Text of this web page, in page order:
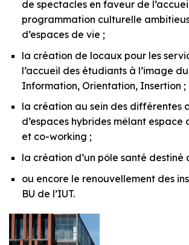
de spectacles en faveur de
programmation culturelle
d’espaces de vie ;
la création de locaux pour les
l’accueil des étudiants à l’image
Information, Orientation, Insertion ;
la création au sein des différentes
d’espaces hybrides mêlant espace
et co-working ;
la création d’un pôle santé destiné
ou encore le renouvellement des
BU de l’IUT.